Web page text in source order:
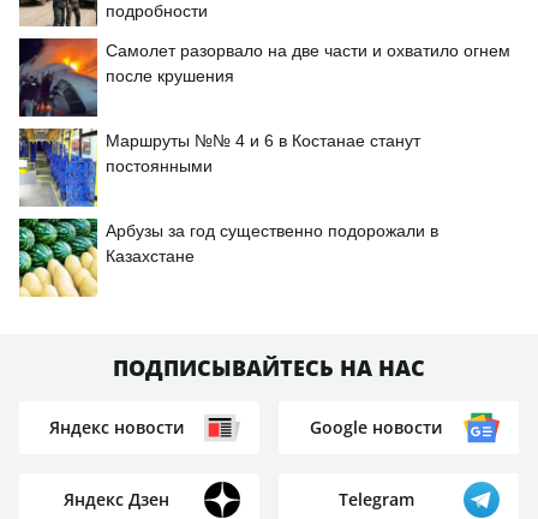
подробности
Самолет разорвало на две части и охватило огнем
после крушения
Маршруты №№ 4 и 6 в Костанае станут
постоянными
Арбузы за год существенно подорожали в
Казахстане
ПОДПИСЫВАЙТЕСЬ НА НАС
Яндекс новости Google новости
Яндекс Дзен Telegram